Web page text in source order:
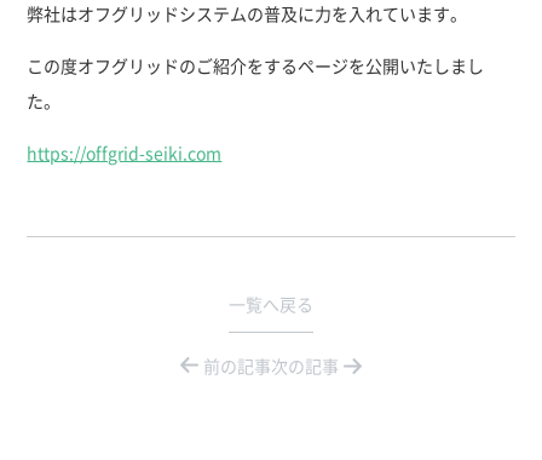
弊社はオフグリッドシステムの普及に力を入れています。
この度オフグリッドのご紹介をするページを公開いたしまし
た。
https://offgrid-seiki.com
一覧へ戻る
前の記事次の記事